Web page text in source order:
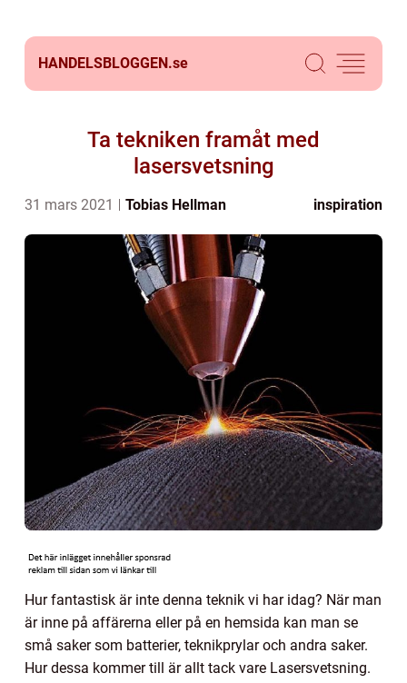
HANDELSBLOGGEN.se
Ta tekniken framåt med
lasersvetsning
31 mars 2021 Tobias Hellman inspiration
Hur fantastisk är inte denna teknik vi har idag? När man
är inne på affärerna eller på en hemsida kan man se
små saker som batterier, teknikprylar och andra saker.
Hur dessa kommer till är allt tack vare Lasersvetsning.